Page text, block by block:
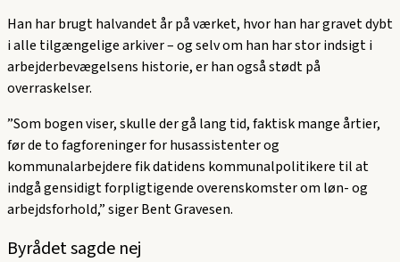
Han har brugt halvandet år på værket, hvor han har gravet dybt
i alle tilgængelige arkiver – og selv om han har stor indsigt i
arbejderbevægelsens historie, er han også stødt på
overraskelser.
”Som bogen viser, skulle der gå lang tid, faktisk mange årtier,
før de to fagforeninger for husassistenter og
kommunalarbejdere fik datidens kommunalpolitikere til at
indgå gensidigt forpligtigende overenskomster om løn- og
arbejdsforhold,” siger Bent Gravesen.
Byrådet sagde nej